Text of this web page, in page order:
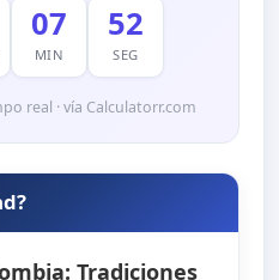
07
MIN
51
SEG
real · vía Calculatorr.com
Tradiciones